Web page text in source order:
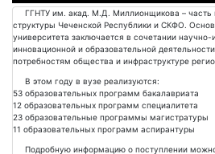
ГГНТУ им. акад. М.Д. Миллионщикова – часть
структуры Чеченской Республики и СКФО.
университета заключается в сочетании научно-
инновационной и образовательной
потребностям общества и инфраструктуре
В этом году в вузе реализуются:
53 образовательных программ бакалавриата
12 образовательных программ специалитета
23 образовательные программы магистратуры
11 образовательных программ аспирантуры
Подробную информацию о поступлении